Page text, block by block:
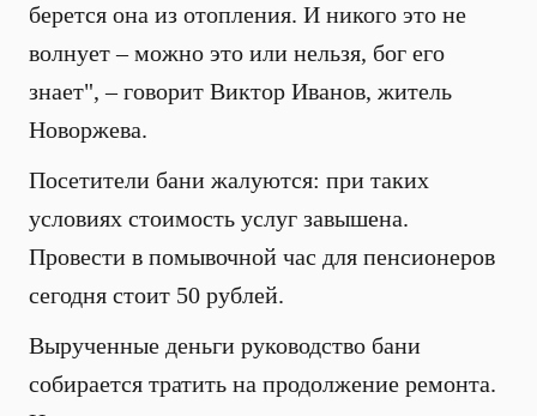
берется она из отопления. И никого это не
волнует – можно это или нельзя, бог его
знает", – говорит Виктор Иванов, житель
Новоржева.
Посетители бани жалуются: при таких
условиях стоимость услуг завышена.
Провести в помывочной час для пенсионеров
сегодня стоит 50 рублей.
Вырученные деньги руководство бани
собирается тратить на продолжение ремонта.